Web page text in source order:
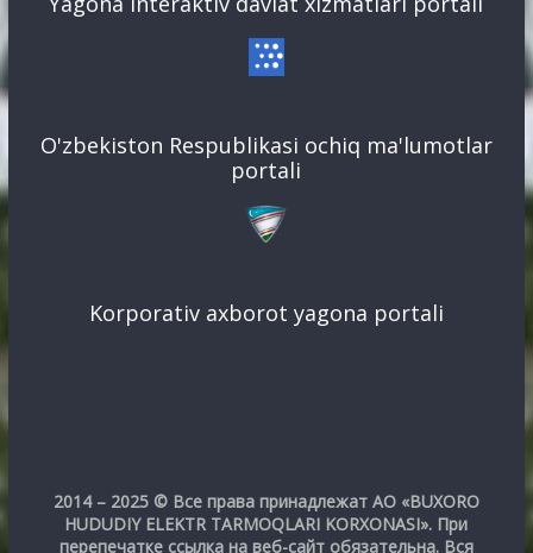
O'zbekiston Respublikasi ochiq ma'lumotlar
portali
Korporativ axborot yagona portali
2014 – 2025 © Все права принадлежат АО «BUXORO
HUDUDIY ELEKTR TARMOQLARI KORXONASI». При
перепечатке ссылка на веб-сайт обязательна. Вся